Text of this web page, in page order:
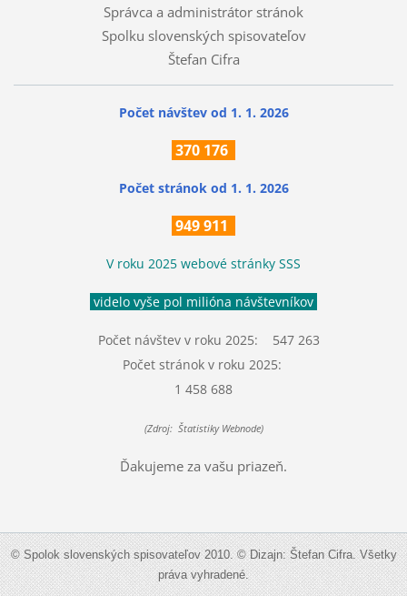
Správca a administrátor stránok
Spolku slovenských spisovateľov
Štefan Cifra
Počet návštev od 1. 1. 2026
370 176
Počet stránok od 1. 1. 2026
949 911
V roku 2025 webové stránky SSS
videlo vyše pol milióna návštevníkov
Počet návštev v roku 2025: 547 263
Počet stránok v roku 2025:
1 458 688
(Zdroj: Štatistiky Webnode)
Ďakujeme za vašu priazeň.
© Spolok slovenských spisovateľov 2010. © Dizajn: Štefan Cifra. Všetky
práva vyhradené.